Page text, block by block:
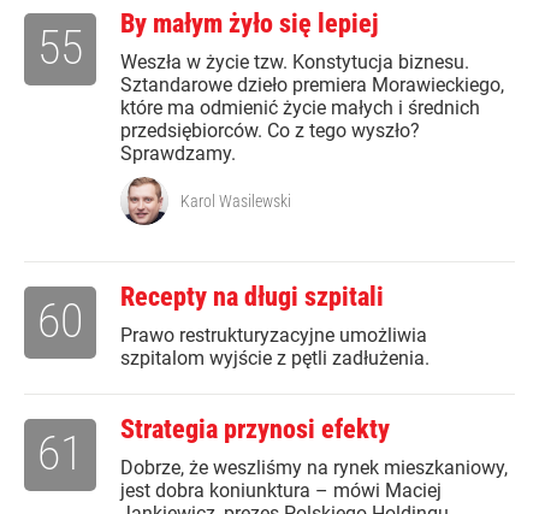
By małym żyło się lepiej
Weszła w życie tzw. Konstytucja biznesu.
Sztandarowe dzieło premiera Morawieckiego,
które ma odmienić życie małych i średnich
przedsiębiorców. Co z tego wyszło?
Sprawdzamy.
55
Karol Wasilewski
Recepty na długi szpitali
Prawo restrukturyzacyjne umożliwia
szpitalom wyjście z pętli zadłużenia.
60
Strategia przynosi efekty
Dobrze, że weszliśmy na rynek mieszkaniowy,
jest dobra koniunktura – mówi Maciej
61